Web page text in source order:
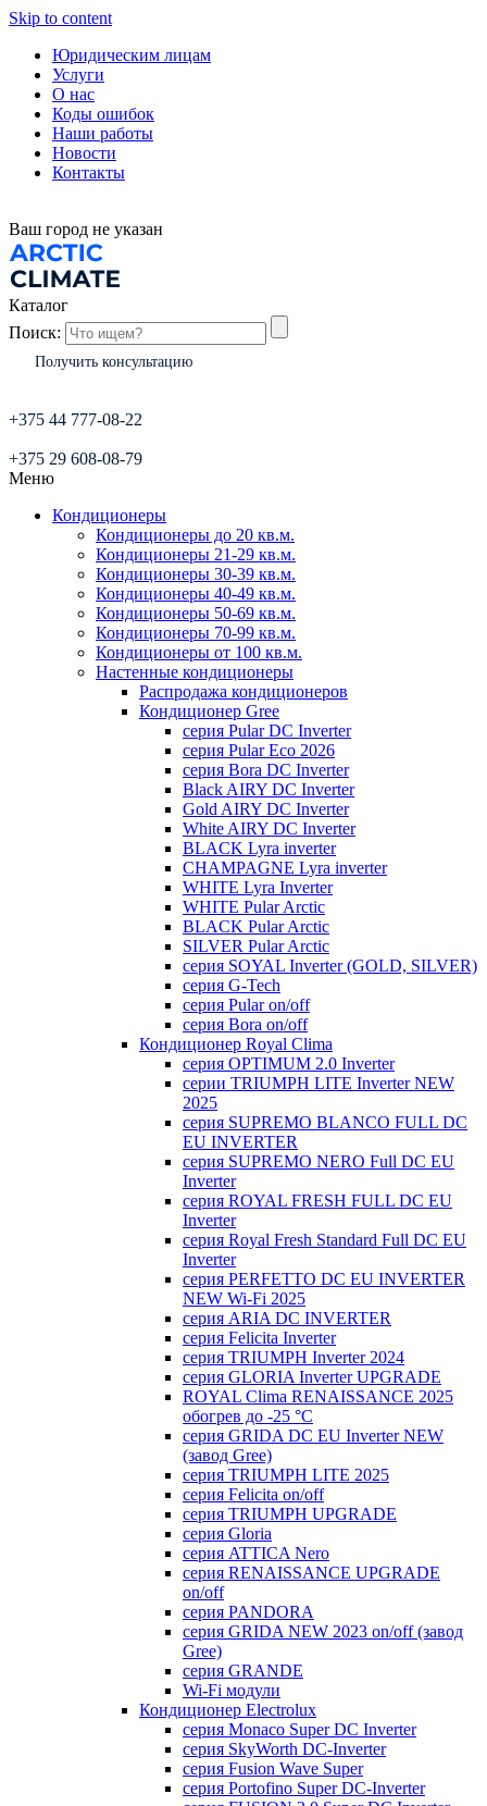
Skip to content
Юридическим лицам
Услуги
О нас
Коды ошибок
Наши работы
Новости
Контакты
Ваш город не указан
Каталог
Поиск:
Получить консультацию
+375 44 777-08-22
+375 29 608-08-79
Меню
Кондиционеры
Кондиционеры до 20 кв.м.
Кондиционеры 21-29 кв.м.
Кондиционеры 30-39 кв.м.
Кондиционеры 40-49 кв.м.
Кондиционеры 50-69 кв.м.
Кондиционеры 70-99 кв.м.
Кондиционеры от 100 кв.м.
Настенные кондиционеры
Распродажа кондиционеров
Кондиционер Gree
серия Pular DC Inverter
серия Pular Eco 2026
серия Bora DC Inverter
Black AIRY DC Inverter
Gold AIRY DC Inverter
White AIRY DC Inverter
BLACK Lyra inverter
CHAMPAGNE Lyra inverter
WHITE Lyra Inverter
WHITE Pular Arctic
BLACK Pular Arctic
SILVER Pular Arctic
серия SOYAL Inverter (GOLD, SILVER)
серия G-Tech
серия Pular on/off
серия Bora on/off
Кондиционер Royal Clima
серия OPTIMUM 2.0 Inverter
серии TRIUMPH LITE Inverter NEW
2025
серия SUPREMO BLANCO FULL DC
EU INVERTER
серия SUPREMO NERO Full DC EU
Inverter
серия ROYAL FRESH FULL DC EU
Inverter
серия Royal Fresh Standard Full DC EU
Inverter
серия PERFETTO DC EU INVERTER
NEW Wi-Fi 2025
серия ARIA DC INVERTER
серия Felicita Inverter
серия TRIUMPH Inverter 2024
серия GLORIA Inverter UPGRADE
ROYAL Clima RENAISSANCE 2025
обогрев до -25 °С
серия GRIDA DC EU Inverter NEW
(завод Gree)
серия TRIUMPH LITE 2025
серия Felicita on/off
серия TRIUMPH UPGRADE
серия Gloria
серия ATTICA Nero
серия RENAISSANCE UPGRADE
on/off
серия PANDORA
серия GRIDA NEW 2023 on/off (завод
Gree)
серия GRANDE
Wi-Fi модули
Кондиционер Electrolux
серия Monaco Super DC Inverter
серия SkyWorth DC-Inverter
серия Fusion Wave Super
серия Portofino Super DC-Inverter